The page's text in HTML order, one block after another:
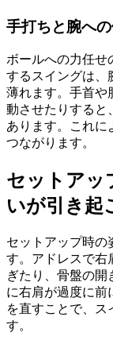
手打ちと腕へ
ボールへの力任せ
するスイングは、
薄れます。手首や
動させたりすると
あります。これに
つながります。
セットアッ
いが引き起
セットアップ時の
す。アドレスで右
ぎたり、骨盤の開
に右肩が過度に前
を直すことで、ス
す。